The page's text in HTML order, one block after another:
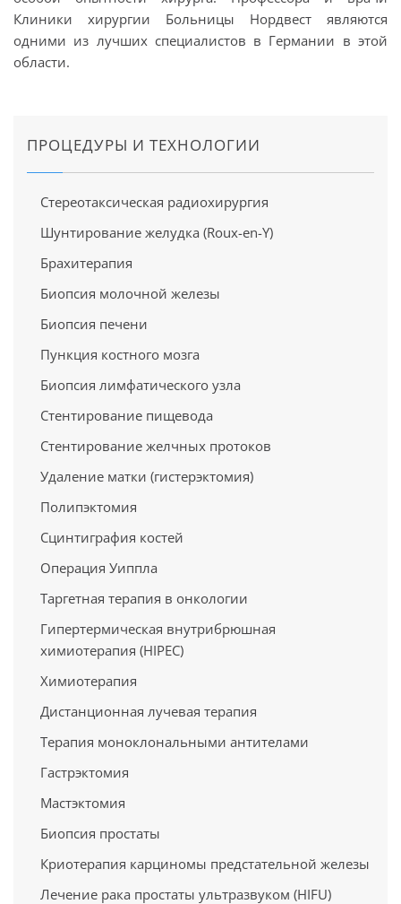
Клиники хирургии Больницы Нордвест являются
одними из лучших специалистов в Германии в этой
области.
ПРОЦЕДУРЫ И ТЕХНОЛОГИИ
Стереотаксическая радиохирургия
Шунтирование желудка (Roux-en-Y)
Брахитерапия
Биопсия молочной железы
Биопсия печени
Пункция костного мозга
Биопсия лимфатического узла
Стентирование пищевода
Стентирование желчных протоков
Удаление матки (гистерэктомия)
Полипэктомия
Сцинтиграфия костей
Операция Уиппла
Таргетная терапия в онкологии
Гипертермическая внутрибрюшная
химиотерапия (HIPEC)
Химиотерапия
Дистанционная лучевая терапия
Терапия моноклональными антителами
Гастрэктомия
Мастэктомия
Биопсия простаты
Криотерапия карциномы предстательной железы
Лечение рака простаты ультразвуком (HIFU)